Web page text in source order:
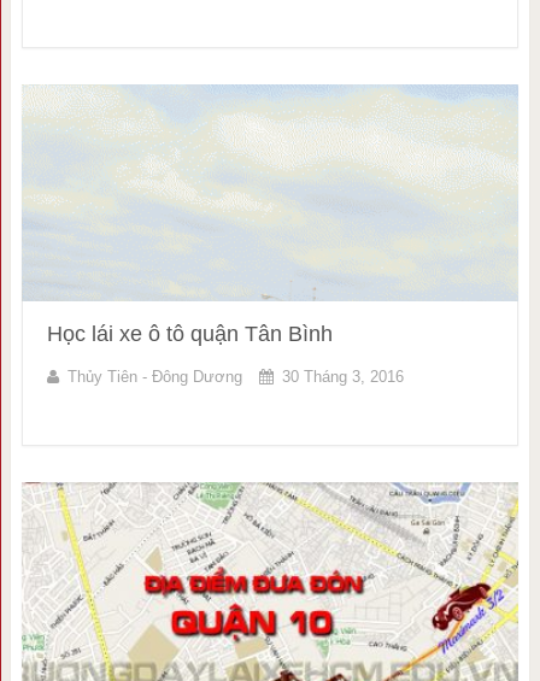
Học lái xe ô tô quận Tân Bình
Thủy Tiên - Đông Dương 30 Tháng 3, 2016